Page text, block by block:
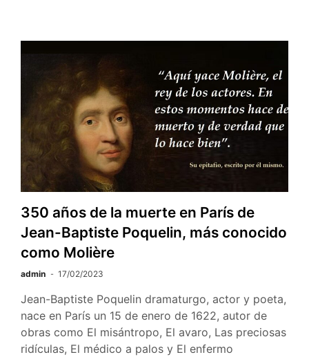
Sarah
la
“primera
estrella
planetaria»
350 años de la muerte en París de
Jean-Baptiste Poquelin, más conocido
como Molière
admin 17/02/2023
Jean-Baptiste Poquelin dramaturgo, actor y poeta,
nace en París un 15 de enero de 1622, autor de
obras como El misántropo, El avaro, Las preciosas
ridículas, El médico a palos y El enfermo